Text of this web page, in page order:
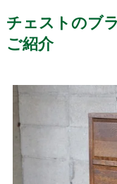
チェストのブ
ご紹介